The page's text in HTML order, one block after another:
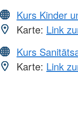
Kurs Kinder
Karte: Link
Kurs
Karte: Link